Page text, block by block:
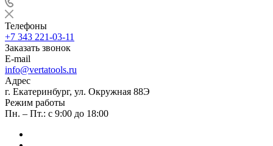
Телефоны
+7 343 221-03-11
Заказать звонок
E-mail
info@vertatools.ru
Адрес
г. Екатеринбург, ул. Окружная 88Э
Режим работы
Пн. – Пт.: с 9:00 до 18:00